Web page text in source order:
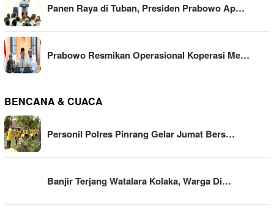
Panen Raya di Tuban, Presiden Prabowo Ap…
Prabowo Resmikan Operasional Koperasi Me…
BENCANA & CUACA
Personil Polres Pinrang Gelar Jumat Bers…
Banjir Terjang Watalara Kolaka, Warga Di…